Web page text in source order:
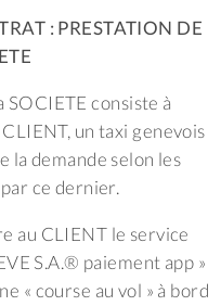
: PRESTATION DE
consiste à
un taxi genevois
la demande selon les
ce dernier.
au CLIENT le service
S.A.® paiement app »
« course au vol » à bord